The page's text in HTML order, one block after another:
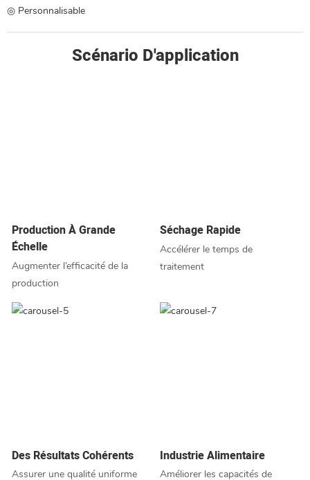
◎ Personnalisable
Scénario D'application
Production À Grande
Échelle
Augmenter l’efficacité de la
production
Séchage Rapide
Accélérer le temps de
traitement
Des Résultats Cohérents
Assurer une qualité uniforme
Industrie Alimentaire
Améliorer les capacités de